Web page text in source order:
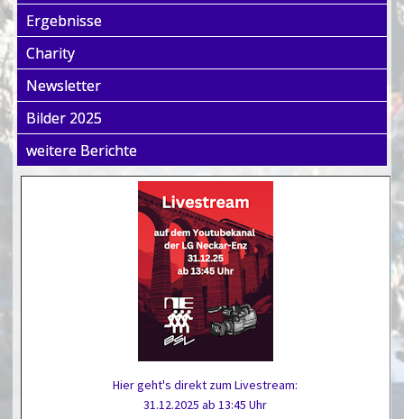
Ergebnisse
Charity
Newsletter
Bilder 2025
weitere Berichte
Hier geht's direkt zum Livestream:
31.12.2025 ab 13:45 Uhr